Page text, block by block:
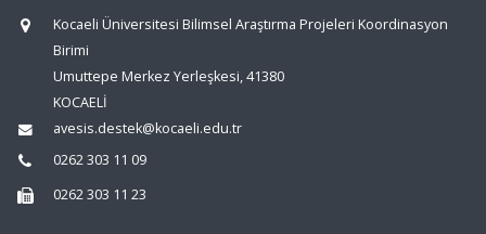
Kocaeli Üniversitesi Bilimsel Araştırma Projeleri Koordinasyon
Birimi
Umuttepe Merkez Yerleşkesi, 41380
KOCAELİ
avesis.destek@kocaeli.edu.tr
0262 303 11 09
0262 303 11 23